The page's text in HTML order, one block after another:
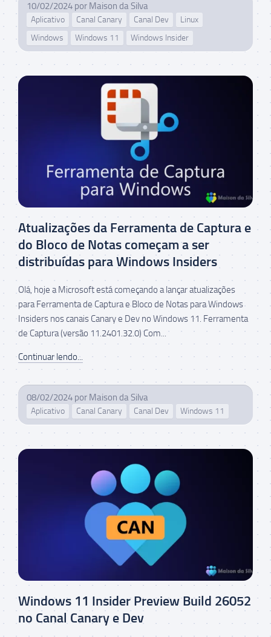
10/02/2024 por Maison da Silva
Aplicativo Canal Canary Canal Dev
Linux
Windows
Windows 11 Windows Insider
Atualizações da Ferramenta de Captura e
do Bloco de Notas começam a ser
distribuídas para Windows Insiders
Olá, hoje a Microsoft está começando a lançar atualizações
para Ferramenta de Captura e Bloco de Notas para Windows
Insiders nos canais Canary e Dev no Windows 11. Ferramenta
de Captura (versão 11.2401.32.0) Com...
Continuar lendo...
08/02/2024 por Maison da Silva
Aplicativo Canal Canary Canal Dev Windows 11
Windows 11 Insider Preview Build 26052
no Canal Canary e Dev